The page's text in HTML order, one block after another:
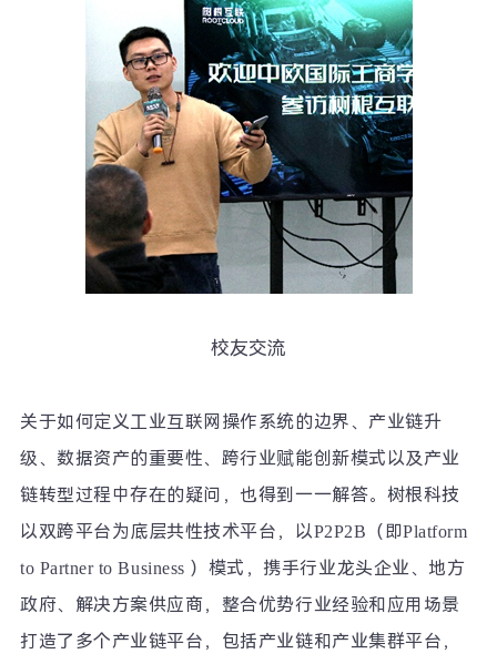
校友交流
关于如何定义工业互联网操作系统的边界、产业链升
级、数据资产的重要性、跨行业赋能创新模式以及产业
链转型过程中存在的疑问，也得到一一解答。树根科技
以双跨平台为底层共性技术平台，以P2P2B （即Platform
to Partner to Business ）模式，携手行业龙头企业、地方
政府、解决方案供应商，整合优势行业经验和应用场景
打造了多个产业链平台，包括产业链和产业集群平台，